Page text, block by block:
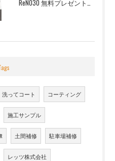
ReNO30 無料プレゼント この機会に、ぜひ30年耐候性塗料 ReNO30（リノサーティ）をお試しください！
洗ってコート コーティング
施工サンプル
土間補修 駐車場補修
レッツ株式会社